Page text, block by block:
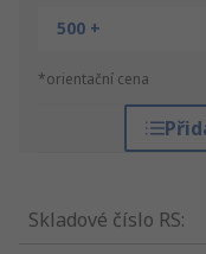
500 +
*orientační cena
Skladové číslo RS: